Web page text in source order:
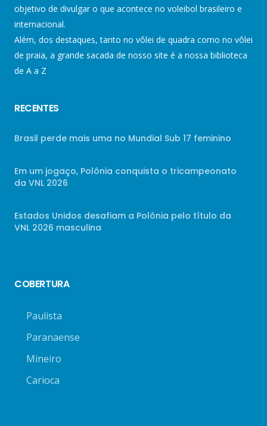
objetivo de divulgar o que acontece no voleibol brasileiro e
internacional.
Além, dos destaques, tanto no vôlei de quadra como no vôlei
de praia, a grande sacada de nosso site é a nossa biblioteca
de A a Z
RECENTES
Brasil perde mais uma no Mundial Sub 17 feminino
Em um jogaço, Polônia conquista o tricampeonato
da VNL 2026
Estados Unidos desafiam a Polônia pelo título da
VNL 2026 masculina
COBERTURA
Paulista
Paranaense
Mineiro
Carioca